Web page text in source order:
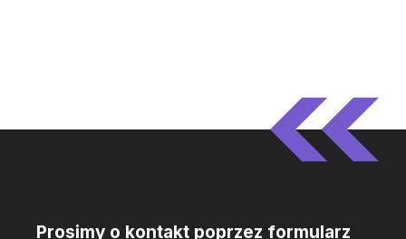
Prosimy o kontakt poprzez formularz